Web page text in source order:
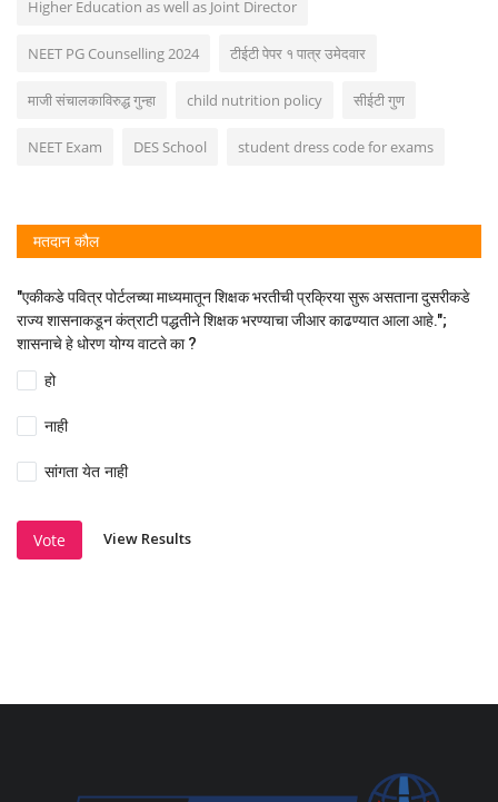
Higher Education as well as Joint Director
NEET PG Counselling 2024 टीईटी पेपर १ पात्र उमेदवार
माजी संचालकाविरुद्ध गुन्हा child nutrition policy सीईटी गुण
NEET Exam DES School student dress code for exams
मतदान कौल
"एकीकडे पवित्र पोर्टलच्या माध्यमातून शिक्षक भरतीची प्रक्रिया सुरू असताना दुसरीकडे
राज्य शासनाकडून कंत्राटी पद्धतीने शिक्षक भरण्याचा जीआर काढण्यात आला आहे.";
शासनाचे हे धोरण योग्य वाटते का ?
हो
नाही
सांगता येत नाही
Vote View Results